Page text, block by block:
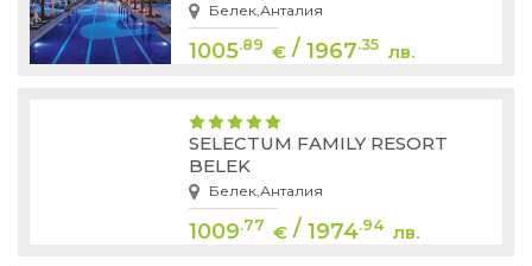
Белек,Анталия
1005.89 € /1967.35 лв.
SELECTUM FAMILY RESORT
BELEK
Белек,Анталия
1009.77 € /1974.94 лв.